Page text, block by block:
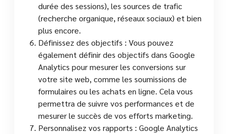
durée des sessions), les sources de trafic
(recherche organique, réseaux sociaux) et bien
plus encore.
Définissez des objectifs : Vous pouvez
également définir des objectifs dans Google
Analytics pour mesurer les conversions sur
votre site web, comme les soumissions de
formulaires ou les achats en ligne. Cela vous
permettra de suivre vos performances et de
mesurer le succès de vos efforts marketing.
Personnalisez vos rapports : Google Analytics